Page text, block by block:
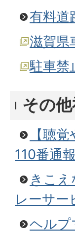
有料道
滋賀県
駐車禁
その
【聴
110番通
きこ
レーサー
ヘルプ